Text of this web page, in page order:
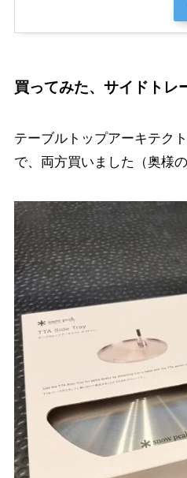
買ってみた、サイドトレ
テーブルトップアーキテク
で、両方買いました（奥様